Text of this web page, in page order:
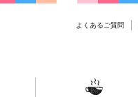
よくあるご質問